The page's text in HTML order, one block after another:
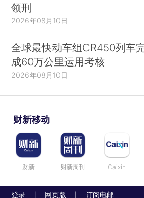
领刑
2026年08月10日
全球最快动车组CR450列车
成60万公里运用考核
2026年08月10日
财新移动
财新 财新周刊 Caixin
登录 网页版 订阅电邮